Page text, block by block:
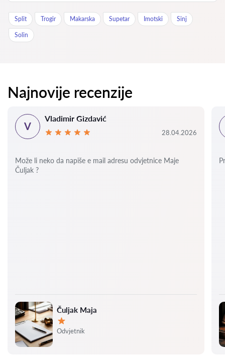
Split Trogir Makarska Supetar Imotski Sinj
Solin
Najnovije recenzije
Čuljak Maja
Ocjena:
Odvjetnik
V
Vladimir Gizdavić
28.04.2026
Može li neko da napiše e mail adresu odvjetnice Maje
Čuljak ?